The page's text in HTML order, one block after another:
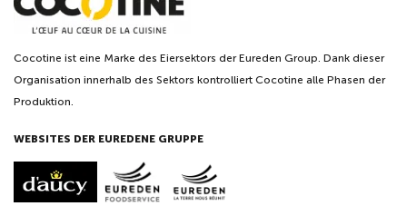
Cocotine ist eine Marke des Eiersektors der Eureden Group. Dank dieser
Organisation innerhalb des Sektors kontrolliert Cocotine alle Phasen der
Produktion.
WEBSITES DER EUREDENE GRUPPE